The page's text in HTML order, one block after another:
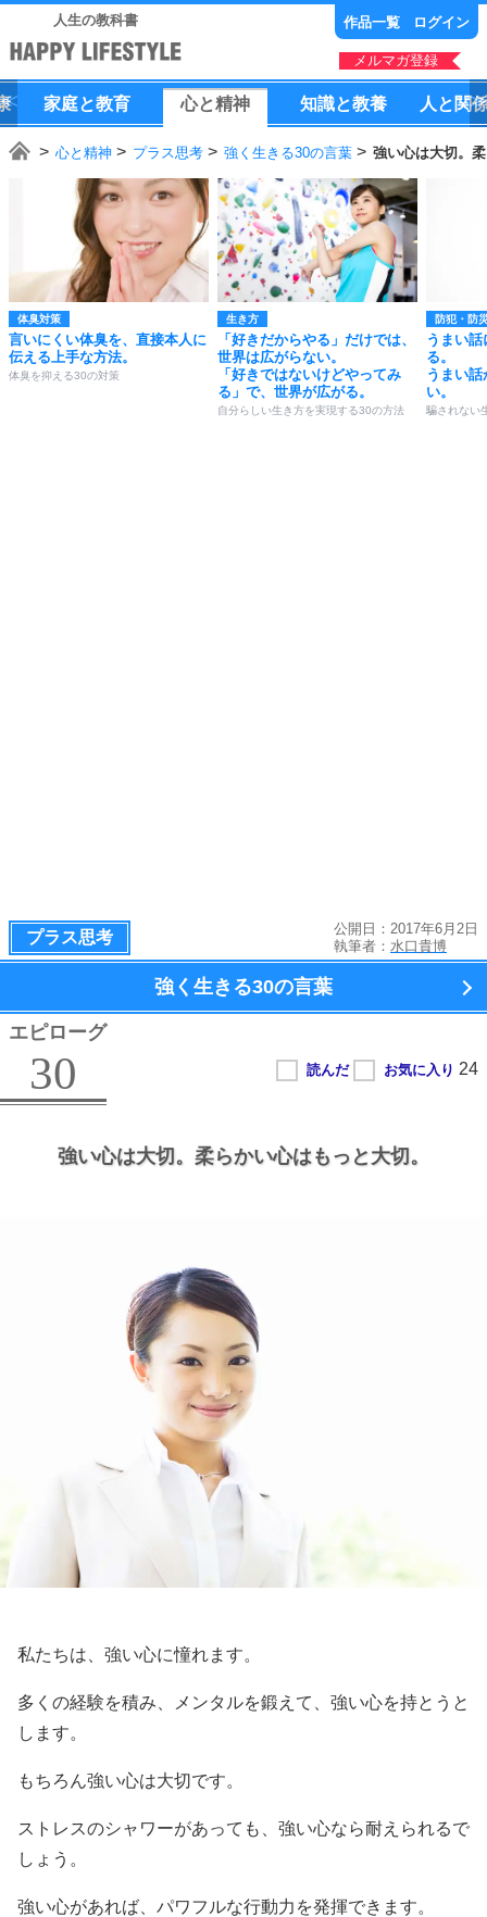
人生の教科書 作品一覧 ログイン
メルマガ登録
家庭と教育 心と精神 知識と教養 人 と 関
心と精神 プラス思考 強く生きる30の言葉 強い心は大切。
体臭対策
言いにくい体臭を、直接本人に
伝える上手な方法。
体臭を抑える30の対策
生き方
「好きだからやる」だけでは、
世界は広がらない。
「好きではないけどやってみ
る」で、世界が広がる。
自分らしい生き方を実現する30の方法
防犯・防
うまい
る。
うまい
い。
騙されない
プラス思考
公開日：2017年6月2日
執筆者： 水口貴博
強く生きる30の言葉
エピローグ
30
強い心は大切。 柔らかい心はもっと大切。
私たちは、強い心に憧れます。
多くの経験を積み、メンタルを鍛えて、強い心を持とうと
します。
もちろん強い心は大切です。
ストレスのシャワーがあっても、強い心なら耐えられるで
しょう。
強い心があれば、パワフルな行動力を発揮できます。